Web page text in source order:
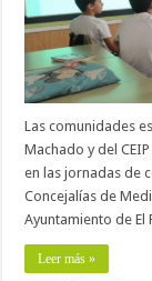
Las comunidades
Machado y del
en las jornadas de
Concejalías de
Ayuntamiento de
Leer más »